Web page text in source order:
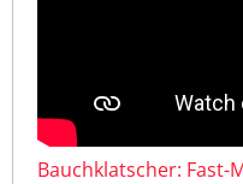
Bauchklatscher: